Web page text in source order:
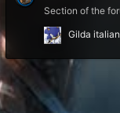
Section of the
Gilda